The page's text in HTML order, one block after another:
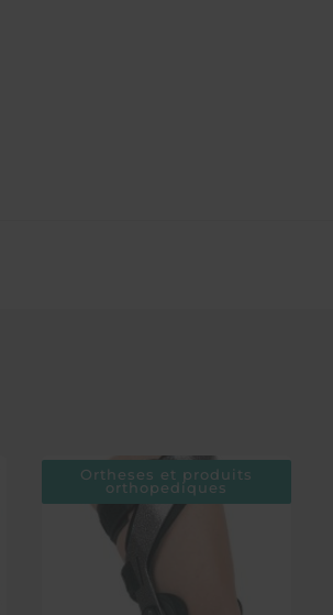
Ortheses et produits
orthopediques